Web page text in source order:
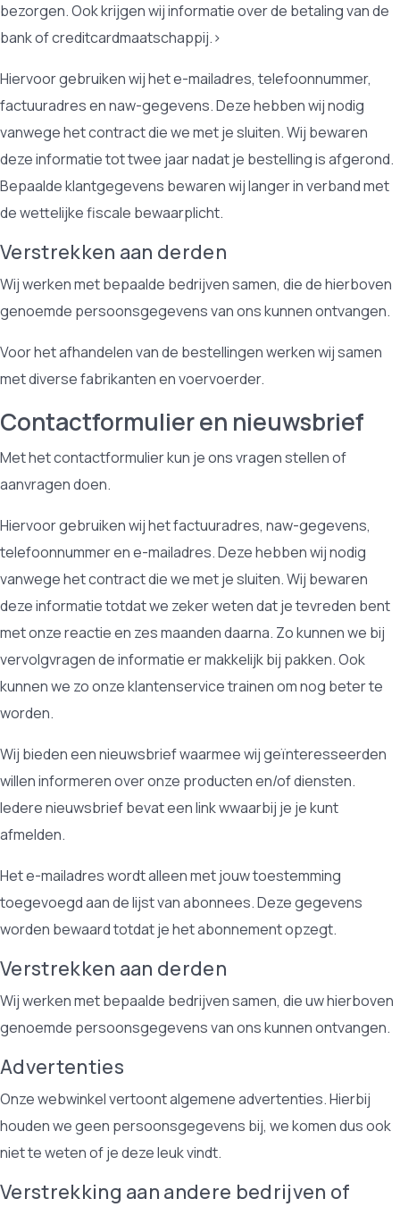
bezorgen. Ook krijgen wij informatie over de betaling van de
bank of creditcardmaatschappij.>
Hiervoor gebruiken wij het e-mailadres, telefoonnummer,
factuuradres en naw-gegevens. Deze hebben wij nodig
vanwege het contract die we met je sluiten. Wij bewaren
deze informatie tot twee jaar nadat je bestelling is afgerond.
Bepaalde klantgegevens bewaren wij langer in verband met
de wettelijke fiscale bewaarplicht.
Verstrekken aan derden
Wij werken met bepaalde bedrijven samen, die de hierboven
genoemde persoonsgegevens van ons kunnen ontvangen.
Voor het afhandelen van de bestellingen werken wij samen
met diverse fabrikanten en voervoerder.
Contactformulier en nieuwsbrief
Met het contactformulier kun je ons vragen stellen of
aanvragen doen.
Hiervoor gebruiken wij het factuuradres, naw-gegevens,
telefoonnummer en e-mailadres. Deze hebben wij nodig
vanwege het contract die we met je sluiten. Wij bewaren
deze informatie totdat we zeker weten dat je tevreden bent
met onze reactie en zes maanden daarna. Zo kunnen we bij
vervolgvragen de informatie er makkelijk bij pakken. Ook
kunnen we zo onze klantenservice trainen om nog beter te
worden.
Wij bieden een nieuwsbrief waarmee wij geïnteresseerden
willen informeren over onze producten en/of diensten.
Iedere nieuwsbrief bevat een link wwaarbij je je kunt
afmelden.
Het e-mailadres wordt alleen met jouw toestemming
toegevoegd aan de lijst van abonnees. Deze gegevens
worden bewaard totdat je het abonnement opzegt.
Verstrekken aan derden
Wij werken met bepaalde bedrijven samen, die uw hierboven
genoemde persoonsgegevens van ons kunnen ontvangen.
Advertenties
Onze webwinkel vertoont algemene advertenties. Hierbij
houden we geen persoonsgegevens bij, we komen dus ook
niet te weten of je deze leuk vindt.
Verstrekking aan andere bedrijven of